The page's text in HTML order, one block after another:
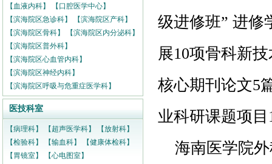
【血液内科】
【口腔医学中心】
【滨海院区急诊科】
【滨海院区产科】
【滨海院区骨科】
【滨海院区内分泌科】
【滨海院区普外科】
【滨海院区心血管内科】
【滨海院区神经内科】
【滨海院区呼吸与危重症医学科】
医技科室
【病理科】 【超声医学科】
【放射科】
【检验科】
【输血科】
【健康体检科】
【胃镜室】
【心电图室】
级进修班” 进修
展10项骨科新
核心期刊论文5
业科研课题项
海南医学院外